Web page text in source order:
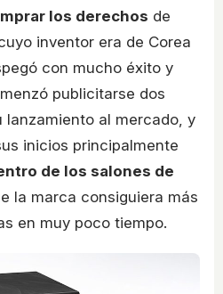
los derechos de
inventor era de Corea
con mucho éxito y
publicitarse dos
lanzamiento al mercado, y
inicios principalmente
de los salones de
la marca consiguiera más
en muy poco tiempo.